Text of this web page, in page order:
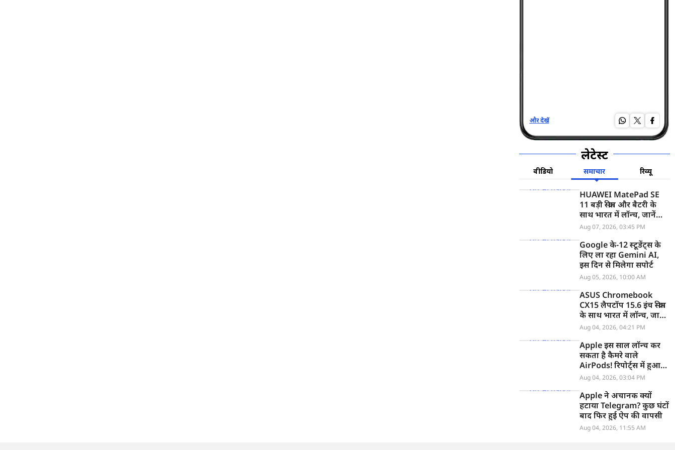
और देखें
लेटेस्ट
वीडियो समाचार रिव्यू
HUAWEI MatePad SE
11 बड़ी स्क्रीन और बैटरी के
साथ भारत में लॉन्च, जानें
कीमत
Aug 07, 2026, 03:45 PM
Google के-12 स्टूडेंट्स के
लिए ला रहा Gemini AI,
इस दिन से मिलेगा सपोर्ट
Aug 05, 2026, 10:00 AM
ASUS Chromebook
CX15 लैपटॉप 15.6 इंच स्क्रीन
के साथ भारत में लॉन्च, जानें
कीमत
Aug 04, 2026, 04:21 PM
Apple इस साल लॉन्च कर
सकता है कैमरे वाले
AirPods! रिपोर्ट्स में हुआ
खुलासा
Aug 04, 2026, 03:04 PM
Apple ने अचानक क्यों
हटाया Telegram? कुछ घंटों
बाद फिर हुई ऐप की वापसी
Aug 04, 2026, 11:55 AM